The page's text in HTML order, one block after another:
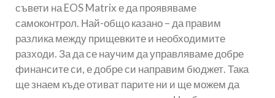
съвети на EOS Matrix е да проявяваме
самоконтрол. Най-общо казано – да правим
разлика между прищевките и необходимите
разходи. За да се научим да управляваме добре
финансите си, е добре си направим бюджет. Така
ще знаем къде отиват парите ни и ще можем да